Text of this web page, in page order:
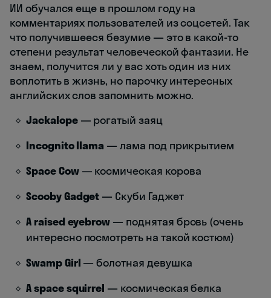
ИИ обучался еще в прошлом году на
комментариях пользователей из соцсетей. Так
что получившееся безумие — это в какой-то
степени результат человеческой фантазии. Не
знаем, получится ли у вас хоть один из них
воплотить в жизнь, но парочку интересных
английских слов запомнить можно.
Jackalope— рогатый заяц
Incognito llama — лама под прикрытием
Space Cow— космическая корова
Scooby Gadget — Скуби Гаджет
А raised eyebrow — поднятая бровь (очень
интересно посмотреть на такой костюм)
Swamp Girl — болотная девушка
A space squirrel — космическая белка